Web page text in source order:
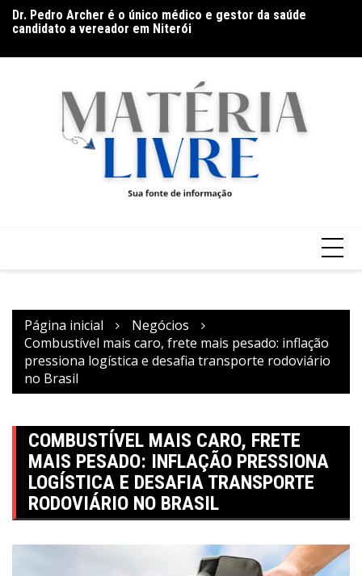
para
conteúdo
candidato a vereador em Niterói
Documentário CONTRACENA foi exibido na UFU, no
Página inicial
Negócios
Combustível mais caro, frete mais pesado: inflação
pressiona logística e desafia transporte rodoviário
no Brasil
COMBUSTÍVEL MAIS CARO, FRETE
MAIS PESADO: INFLAÇÃO PRESSIONA
LOGÍSTICA E DESAFIA TRANSPORTE
RODOVIÁRIO NO BRASIL